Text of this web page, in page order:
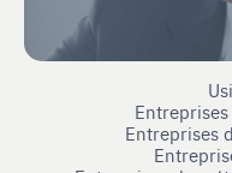
Entreprises